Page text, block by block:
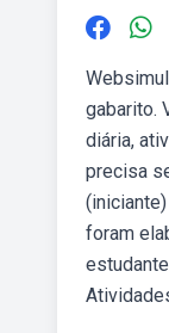
gabarito.
diária,
precisa
foram